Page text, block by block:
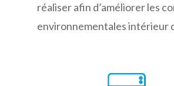
réaliser afin d’améliorer les
environnementales intérieur